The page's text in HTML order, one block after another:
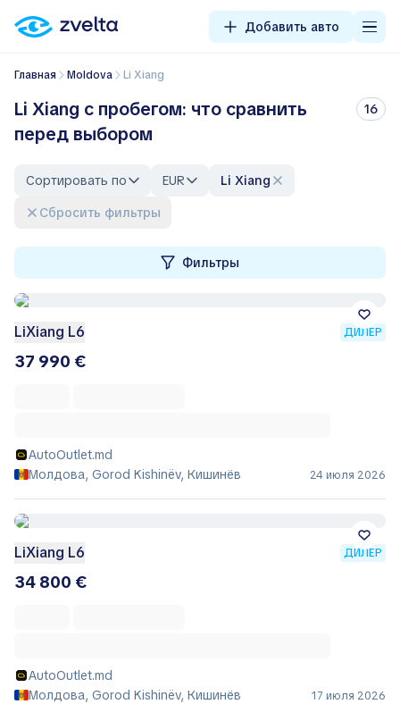
Добавить авто
Главная Moldova Li Xiang
Li Xiang с пробегом: что сравнить
перед выбором
16
Сортировать по EUR
Li Xiang
Сбросить фильтры
Фильтры
LiXiang L6 ДИЛЕР
37 990 €
AutoOutlet.md
Молдова, Gorod Kishinëv, Кишинёв
24 июля 2026
LiXiang L6 ДИЛЕР
34 800 €
AutoOutlet.md
Молдова, Gorod Kishinëv, Кишинёв
17 июля 2026